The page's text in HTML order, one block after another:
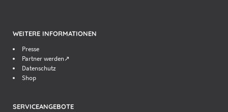
WEITERE INFORMATIONEN
Presse
Partner werden↗
Datenschutz
Shop
SERVICEANGEBOTE